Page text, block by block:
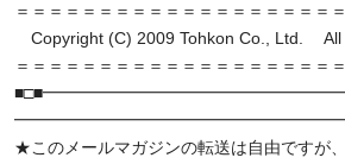
＝＝＝＝＝＝＝＝＝＝＝＝＝＝＝＝＝＝＝
Copyright (C) 2009 Tohkon Co., Ltd. All
＝＝＝＝＝＝＝＝＝＝＝＝＝＝＝＝＝＝＝
★このメールマガジンの転送は自由です